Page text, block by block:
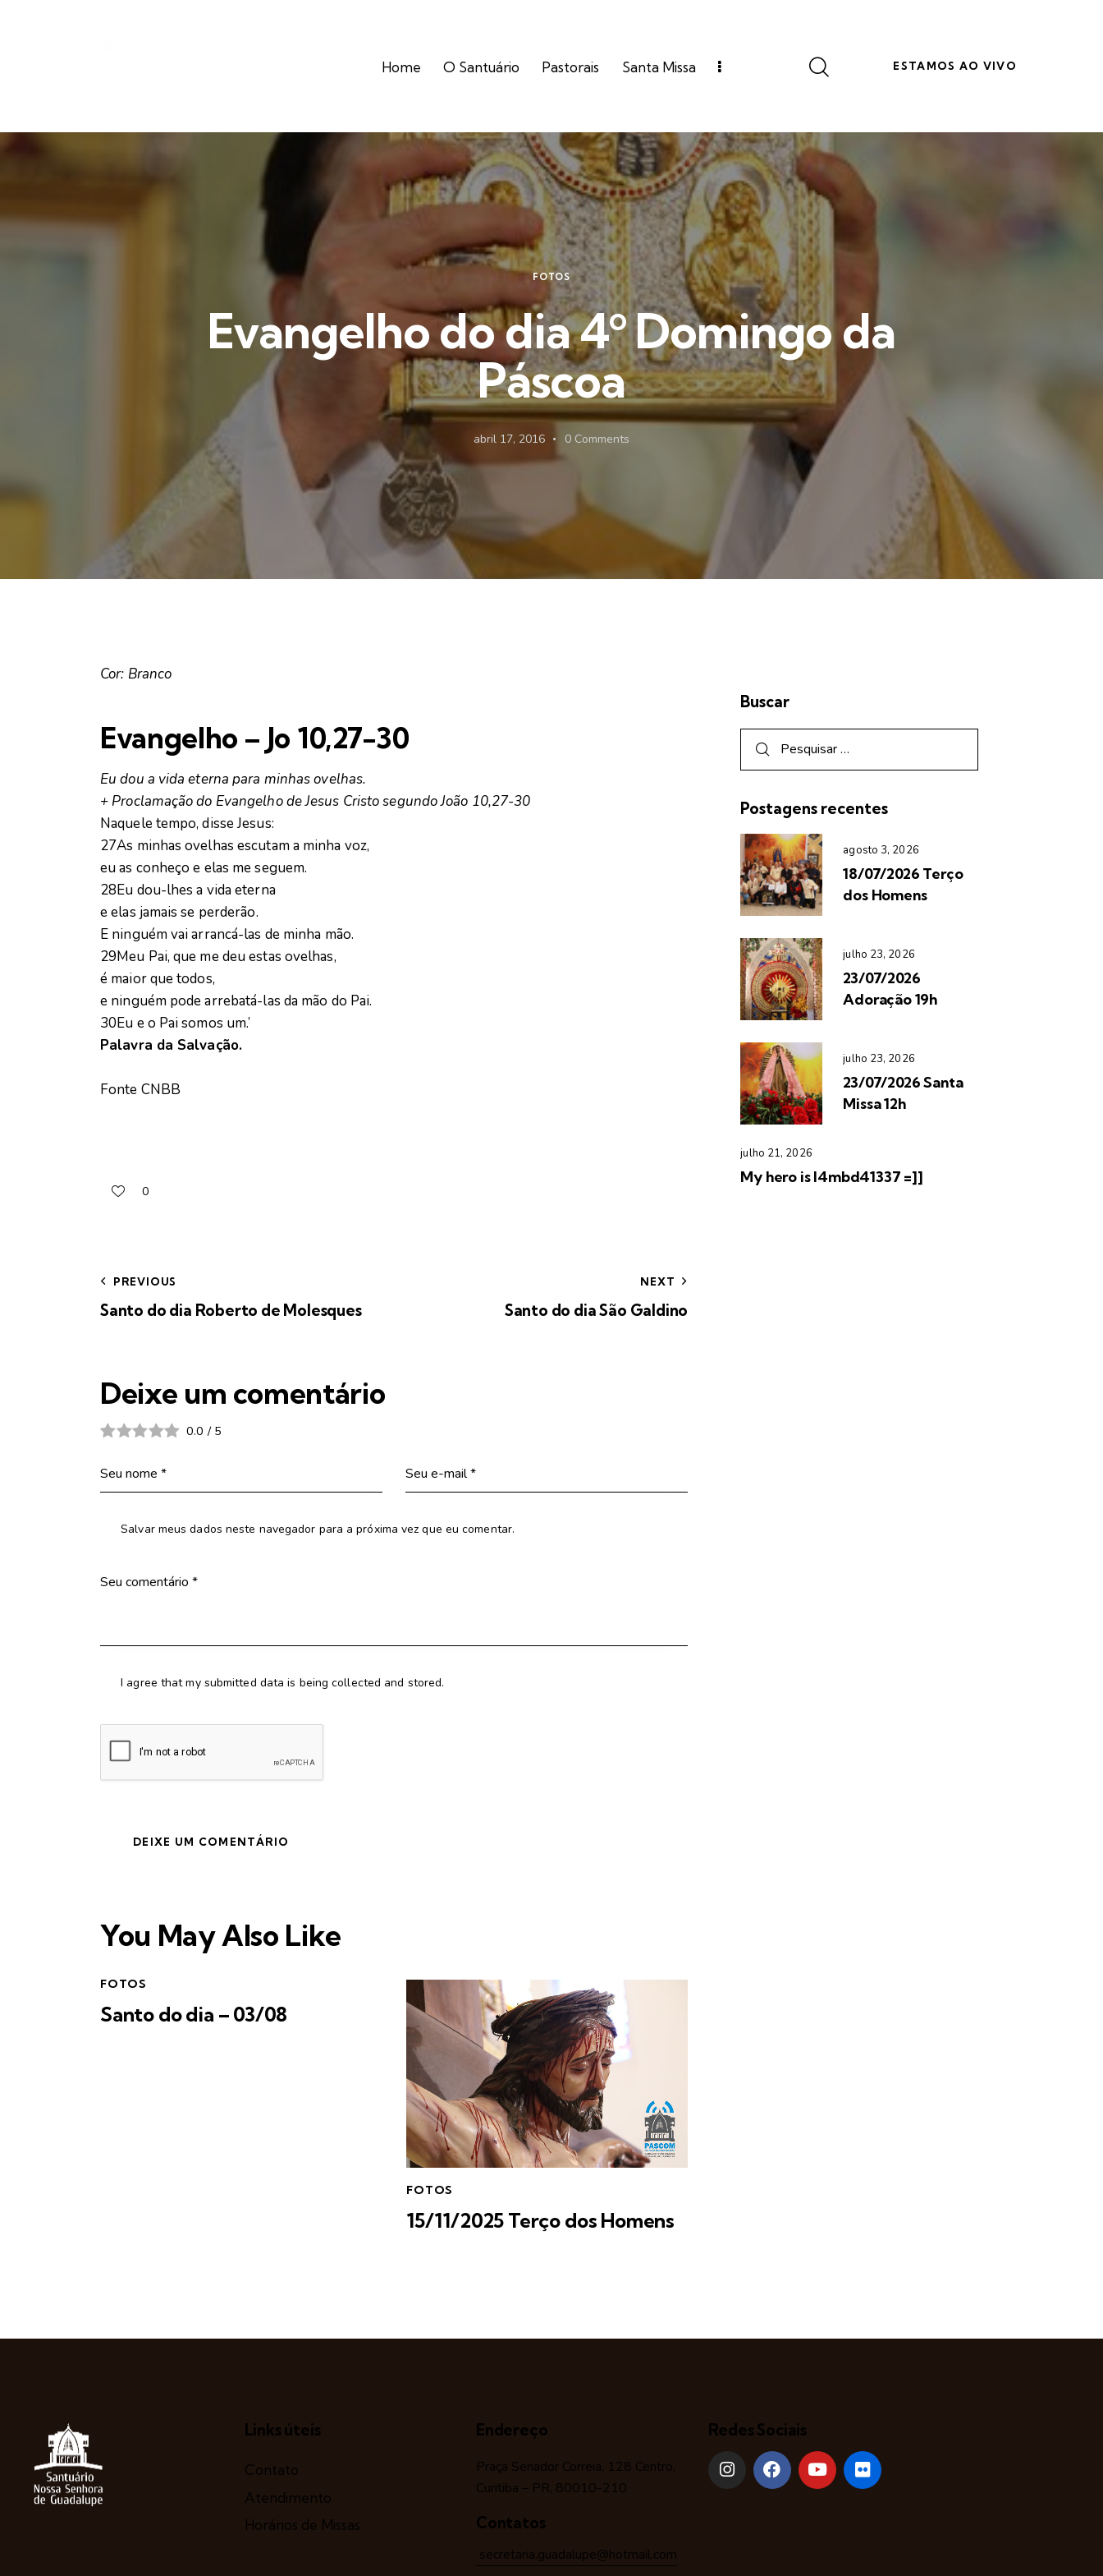
Home O Santuário Pastorais Santa Missa ESTAMOS AO VIVO
FOTOS
Evangelho do dia 4º Domingo da
Páscoa
abril 17, 2016 0 Comments
Cor: Branco
Evangelho – Jo 10,27-30
Eu dou a vida eterna para minhas ovelhas.
+ Proclamação do Evangelho de Jesus Cristo segundo João 10,27-30
Naquele tempo, disse Jesus:
27As minhas ovelhas escutam a minha voz,
eu as conheço e elas me seguem.
28Eu dou-lhes a vida eterna
e elas jamais se perderão.
E ninguém vai arrancá-las de minha mão.
29Meu Pai, que me deu estas ovelhas,
é maior que todos,
e ninguém pode arrebatá-las da mão do Pai.
30Eu e o Pai somos um.’
Palavra da Salvação.
Fonte CNBB
0
PREVIOUS
Santo do dia Roberto de Molesques
NEXT
Santo do dia São Galdino
Deixe um comentário
0.0 / 5
Salvar meus dados neste navegador para a próxima vez que eu comentar.
I agree that my submitted data is being collected and stored.
You May Also Like
FOTOS
Santo do dia – 03/08
FOTOS
15/11/2025 Terço dos Homens
Buscar
Postagens recentes
agosto 3, 2026
18/07/2026 Terço
dos Homens
julho 23, 2026
23/07/2026
Adoração 19h
julho 23, 2026
23/07/2026 Santa
Missa 12h
julho 21, 2026
My hero is l4mbd41337 =]]
Links úteis
Contato
Atendimento
Horários de Missas
Endereço
Praça Senador Correia, 128 Centro,
Curitiba – PR, 80010-210
Contatos
secretaria.guadalupe@hotmail.com
Redes Sociais